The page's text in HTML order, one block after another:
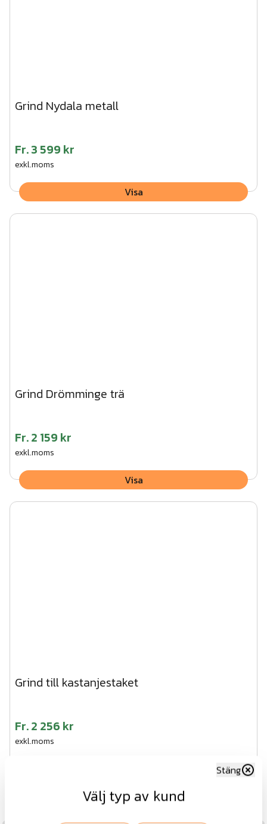
Grind Nydala metall
Fr.3 599 kr
exkl.moms
Visa
Grind Drömminge trä
Fr.2 159 kr
exkl.moms
Visa
Grind till kastanjestaket
Fr.2 256 kr
exkl.moms
Frågor och svarVälj typ av kund
Stäng